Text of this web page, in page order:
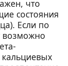
что
состояния
Если по
возможно